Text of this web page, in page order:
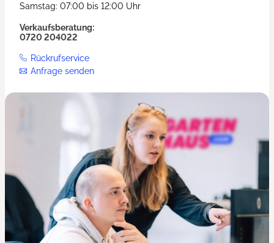
Samstag: 07:00 bis 12:00 Uhr
Verkaufsberatung:
0720 204022
Rückrufservice
Anfrage senden